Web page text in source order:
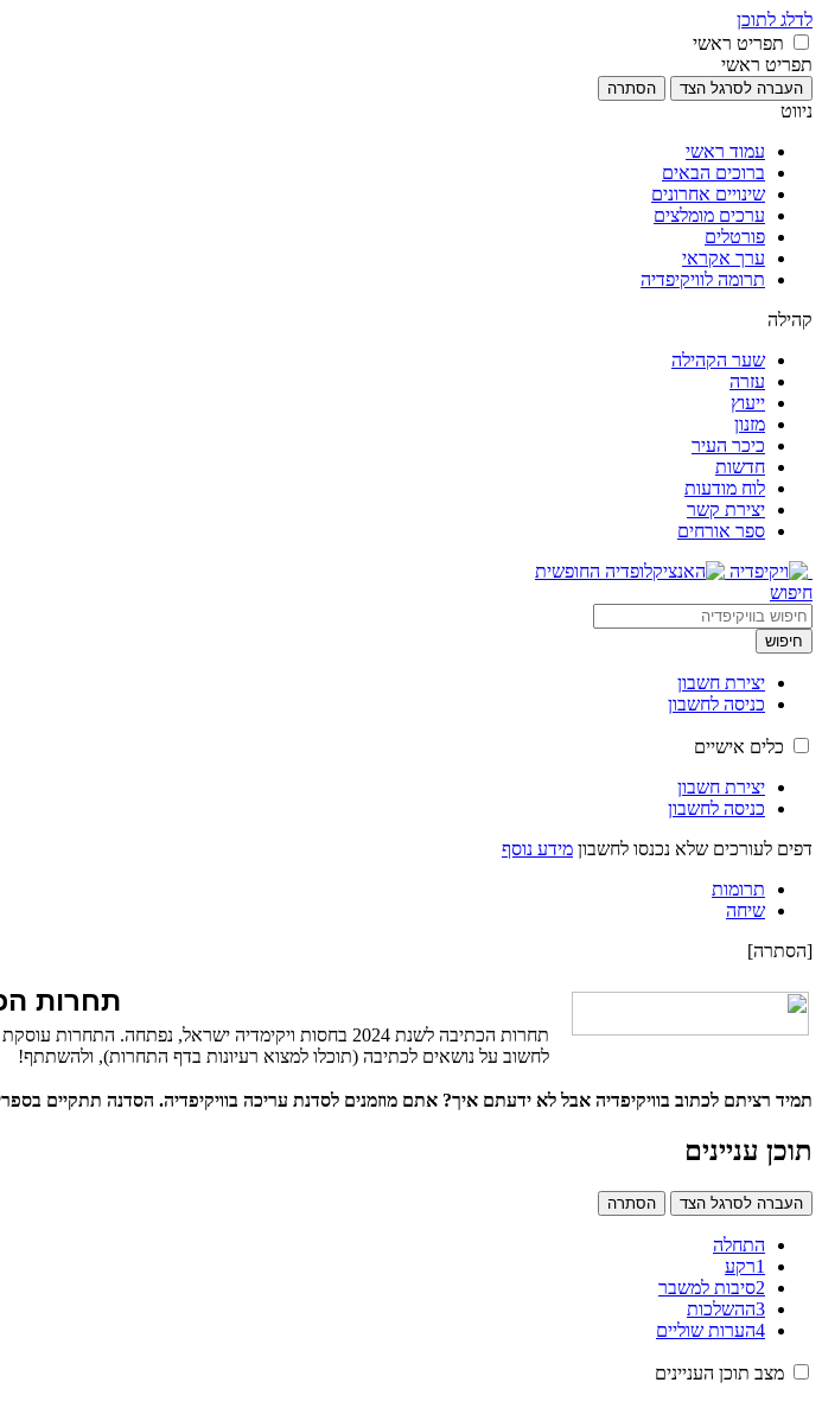
לדלג לתוכן
תפריט ראשי
תפריט ראשי
העברה לסרגל הצד הסתרה
ניווט
עמוד ראשי
ברוכים הבאים
שינויים אחרונים
ערכים מומלצים
פורטלים
ערך אקראי
תרומה לוויקיפדיה
קהילה
שער הקהילה
עזרה
ייעוץ
מזנון
כיכר העיר
חדשות
לוח מודעות
יצירת קשר
ספר אורחים
חיפוש
חיפוש
יצירת חשבון
כניסה לחשבון
כלים אישיים
יצירת חשבון
כניסה לחשבון
דפים לעורכים שלא נכנסו לחשבון מידע נוסף
תרומות
שיחה
[הסתרה]
תחרות
תחרות הכתיבה לשנת 2024 בחסות ויקימדיה ישראל, נפתחה. התחרות עוסקת בכתיבה על נשים והיא שלוחה של התחרות מקצרמר למובחר. אתם מוזמנים לקפוץ ל
לחשוב על נושאים לכתיבה (תוכלו למצוא רעיונות בדף התחרות), ולהשתתף!
תמיד רציתם לכתוב בוויקיפדיה אבל לא ידעתם איך? אתם מוזמנים לסדנת עריכה בוויקיפדיה. הסדנה תתקיים בספרייה הלאומית (בבניינה
תוכן עניינים
העברה לסרגל הצד הסתרה
התחלה
1רקע
2סיבות למשבר
3ההשלכות
4הערות שוליים
מצב תוכן העניינים